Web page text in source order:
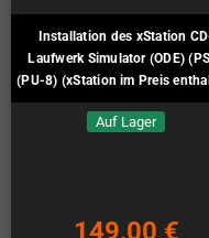
Installation des xStation
Laufwerk Simulator (ODE)
(PU-8) (xStation im Preis
Auf Lager
149,00 €